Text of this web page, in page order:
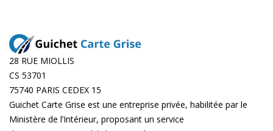
28 RUE MIOLLIS
CS 53701
75740 PARIS CEDEX 15
Guichet Carte Grise est une entreprise privée, habilitée par le
Ministère de l’Intérieur, proposant un service